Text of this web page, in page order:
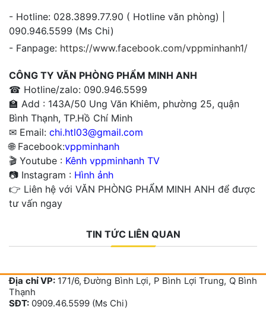
- Hotline: 028.3899.77.90 ( Hotline văn phòng) |
090.946.5599 (Ms Chi)
- Fanpage: https://www.facebook.com/vppminhanh1/
CÔNG TY VĂN PHÒNG PHẨM MINH ANH
☎ Hotline/zalo: 090.946.5599
🏫 Add : 143A/50 Ung Văn Khiêm, phường 25, quận
Bình Thạnh, TP.Hồ Chí Minh
✉ Email: chi.htl03@gmail.com
🌐 Facebook:vppminhanh
🎬 Youtube : Kênh vppminhanh TV
📷 Instagram : Hình ảnh
👉 Liên hệ với VĂN PHÒNG PHẨM MINH ANH để được
tư vấn ngay
TIN TỨC LIÊN QUAN
Địa chỉ VP: 171/6, Đường Bình Lợi, P Bình Lợi Trung, Q Bình
Thạnh
SĐT: 0909.46.5599 (Ms Chi)